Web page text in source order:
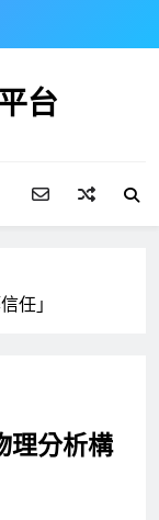
台
任」
理分析構